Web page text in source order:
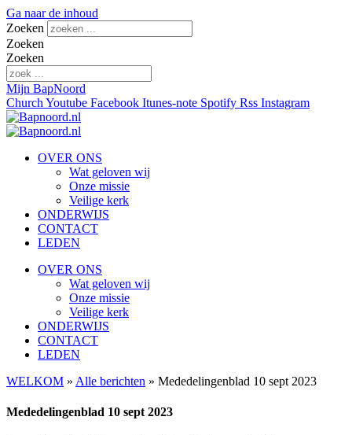
Ga naar de inhoud
Zoeken
Zoeken
Zoeken
Mijn BapNoord
Church Youtube Facebook Itunes-note Spotify Rss Instagram
OVER ONS
Wat geloven wij
Onze missie
Veilige kerk
ONDERWIJS
CONTACT
LEDEN
OVER ONS
Wat geloven wij
Onze missie
Veilige kerk
ONDERWIJS
CONTACT
LEDEN
WELKOM » Alle berichten » Mededelingenblad 10 sept 2023
Mededelingenblad 10 sept 2023